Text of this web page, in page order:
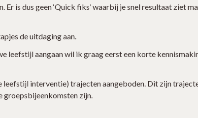
is dus geen ‘Quick fiks’ waarbij je snel resultaat ziet
de uitdaging aan.
leefstijl aangaan wil ik graag eerst een korte
interventie) trajecten aangeboden. Dit zijn
groepsbijeenkomsten zijn.